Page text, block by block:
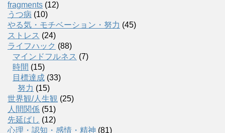
fragments (12)
うつ病 (10)
やる気・モチベーション・努力 (45)
ストレス (24)
ライフハック (88)
マインドフルネス (7)
時間 (15)
目標達成 (33)
努力 (15)
世界観/人生観 (25)
人間関係 (51)
先延ばし (12)
心理・認知・感情・精神 (81)